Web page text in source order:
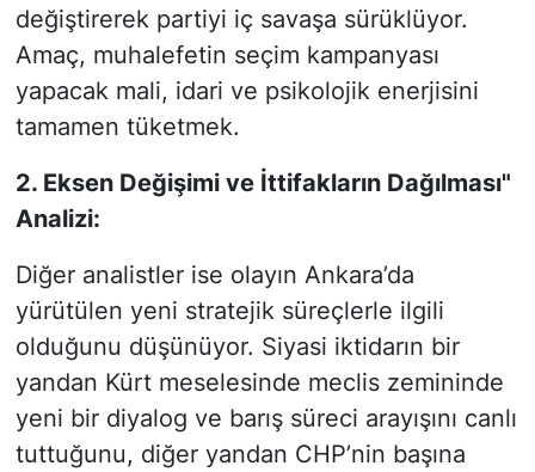
değiştirerek partiyi iç savaşa sürüklüyor.
Amaç, muhalefetin seçim kampanyası
yapacak mali, idari ve psikolojik enerjisini
tamamen tüketmek.
2. Eksen Değişimi ve İttifakların Dağılması"
Analizi:
Diğer analistler ise olayın Ankara’da
yürütülen yeni stratejik süreçlerle ilgili
olduğunu düşünüyor. Siyasi iktidarın bir
yandan Kürt meselesinde meclis zemininde
yeni bir diyalog ve barış süreci arayışını canlı
tuttuğunu, diğer yandan CHP’nin başına